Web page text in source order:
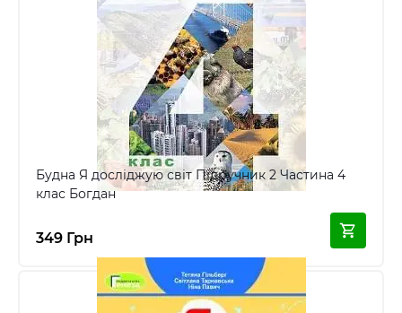
Будна Я досліджую світ Підручник 2 Частина 4
клас Богдан
349 Грн